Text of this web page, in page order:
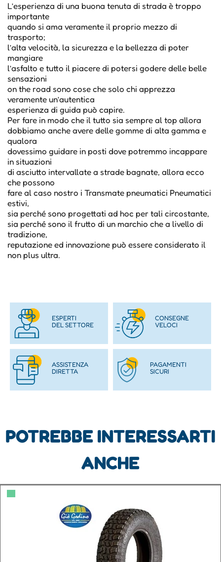
L’esperienza di una buona tenuta di strada è troppo
importante
quando si ama veramente il proprio mezzo di
trasporto;
l’alta velocità, la sicurezza e la bellezza di poter
mangiare
l’asfalto e tutto il piacere di potersi godere delle belle
sensazioni
on the road sono cose che solo chi apprezza
veramente un’autentica
esperienza di guida può capire.
Per fare in modo che il tutto sia sempre al top allora
dobbiamo anche avere delle gomme di alta gamma e
qualora
dovessimo guidare in posti dove potremmo incappare
in situazioni
di asciutto intervallate a strade bagnate, allora ecco
che possono
fare al caso nostro i Transmate pneumatici Pneumatici
estivi,
sia perché sono progettati ad hoc per tali circostante,
sia perché sono il frutto di un marchio che a livello di
tradizione,
reputazione ed innovazione può essere considerato il
non plus ultra.
ESPERTI
DEL SETTORE
CONSEGNE
VELOCI
ASSISTENZA
DIRETTA
PAGAMENTI
SICURI
POTREBBE INTERESSARTI
ANCHE
▀